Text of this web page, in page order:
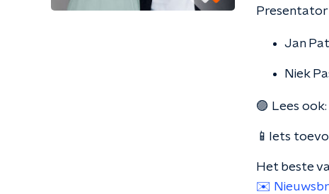
Presentator
Jan
Niek
🟣 Lees ook:
📱Iets
Het beste
✉️